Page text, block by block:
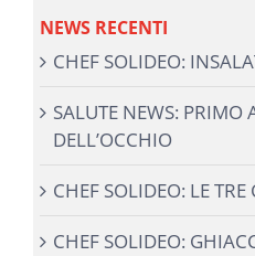
NEWS RECENTI
CHEF SOLIDEO:
SALUTE NEWS: PRIMO
DELL’OCCHIO
CHEF SOLIDEO: LE
CHEF SOLIDEO: